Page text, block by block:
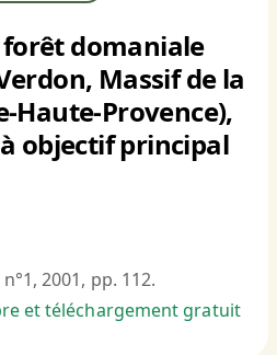
forêt domaniale
Massif de la
Haute-Provence),
objectif principal
2001, pp. 112.
et téléchargement gratuit